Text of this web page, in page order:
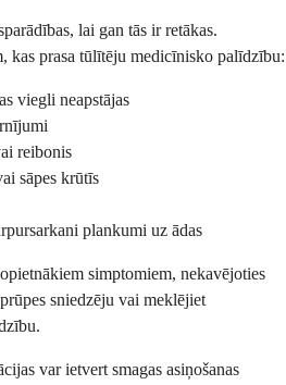
lai gan tās ir retākas.
kas prasa tūlītēju medicīnisko palīdzību:
viegli neapstājas
reibonis
sāpes krūtīs
plankumi uz ādas
simptomiem, nekavējoties
sniedzēju vai meklējiet
var ietvert smagas asiņošanas